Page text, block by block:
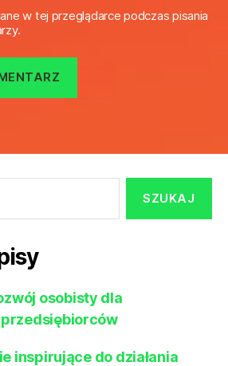
w tej przeglądarce podczas pisania
osobisty dla
inspirujące do działania